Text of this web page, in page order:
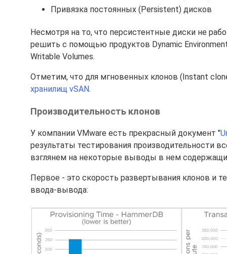
Привязка постоянных (Persistent) дисков
Несмотря на то, что персистентные диски не
решить с помощью продуктов Dynamic
Writable Volumes.
Отметим, что для мгновенных клонов (Instant
хранилищ vSAN.
Производительность клонов
У компании VMware есть прекрасный документ "
результаты тестирования производительности
взглянем на некоторые выводы в нем
Первое - это скорость развертывания клонов и
ввода-вывода: